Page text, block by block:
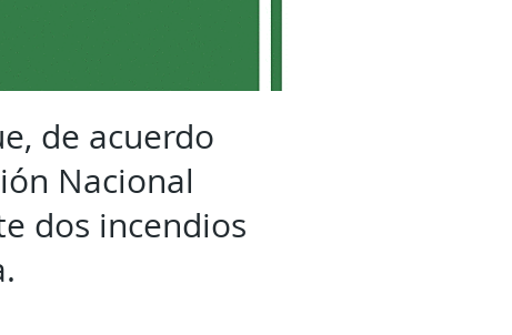
de acuerdo
Nacional
dos incendios